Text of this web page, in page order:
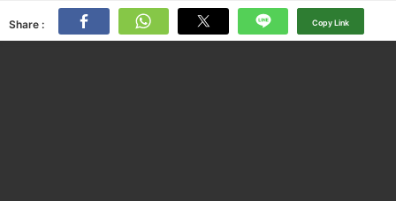
Share : Copy Link